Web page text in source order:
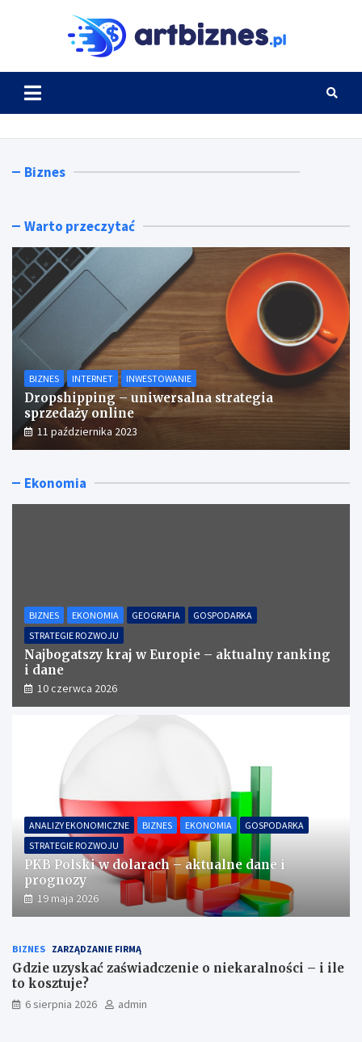
Biznes
Warto przeczytać
BIZNES INTERNET INWESTOWANIE
Dropshipping – uniwersalna strategia
sprzedaży online
11 października 2023
Ekonomia
BIZNES EKONOMIA GEOGRAFIA
GOSPODARKA
STRATEGIE ROZWOJU
Najbogatszy kraj w Europie – aktualny ranking
i dane
10 czerwca 2026
ANALIZY EKONOMICZNE BIZNES EKONOMIA
GOSPODARKA
STRATEGIE ROZWOJU
PKB Polski w dolarach – aktualne dane i
prognozy
19 maja 2026
BIZNES ZARZĄDZANIE FIRMĄ
Gdzie uzyskać zaświadczenie o niekaralności – i ile
to kosztuje?
6 sierpnia 2026 admin